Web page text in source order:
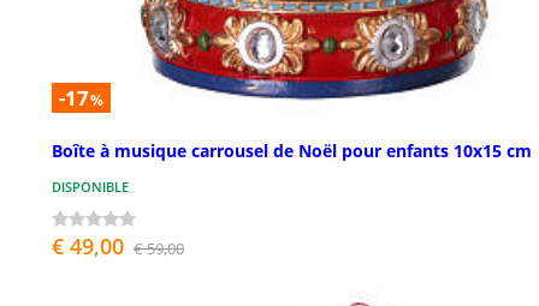
-17%
Boîte à musique carrousel de Noël pour enfants 10x15 cm
DISPONIBLE
€ 49,00 € 59,00